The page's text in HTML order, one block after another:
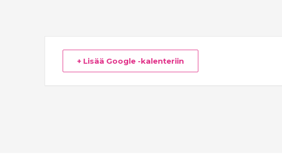
+ Lisää Google -kalenteriin